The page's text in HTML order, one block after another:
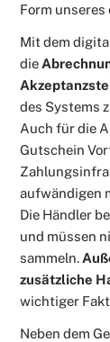
Form
Mit dem
die
des Systems
Auch für die
Gutschein
aufwändigen
Die Händler
und müssen
sammeln.
zusätzliche
wichtiger
Neben dem